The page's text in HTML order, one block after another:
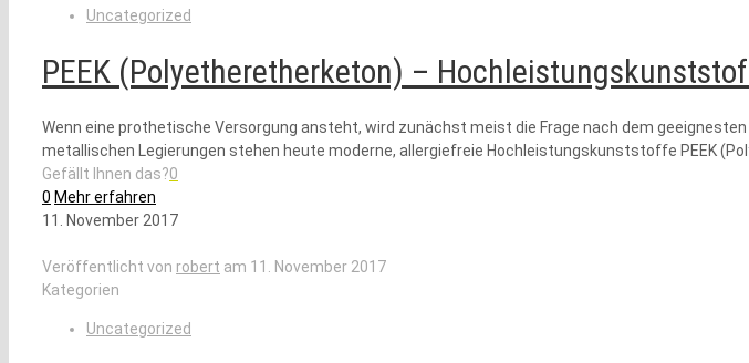
Uncategorized
PEEK (Polyetheretherketon) –
Wenn eine prothetische Versorgung ansteht, wird zunächst meist die Frage nach dem
metallischen Legierungen stehen heute moderne, allergiefreie Hochleistungskunststoffe PEEK
Gefällt Ihnen das?0
0 Mehr erfahren
11. November 2017
Veröffentlicht von robert am 11. November 2017
Kategorien
Uncategorized